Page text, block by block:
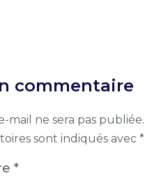
commentaire
mail ne sera pas publiée.
sont indiqués avec *
*